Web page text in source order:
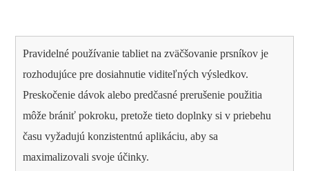
Pravidelné používanie tabliet na zväčšovanie prsníkov je
rozhodujúce pre dosiahnutie viditeľných výsledkov.
Preskočenie dávok alebo predčasné prerušenie použitia
môže brániť pokroku, pretože tieto doplnky si v priebehu
času vyžadujú konzistentnú aplikáciu, aby sa
maximalizovali svoje účinky.